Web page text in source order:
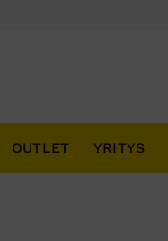
OUTLET YRITYS